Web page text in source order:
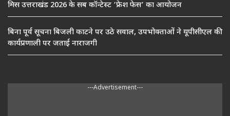
मिस उत्तराखंड 2026 के सब कॉन्टेस्ट ‘फ्रेश फेस’ का आयोजन
बिना पूर्व सूचना बिजली काटने पर उठे सवाल, उपभोक्ताओं ने यूपीसीएल की
कार्यप्रणाली पर जताई नाराजगी
---Advertisement---